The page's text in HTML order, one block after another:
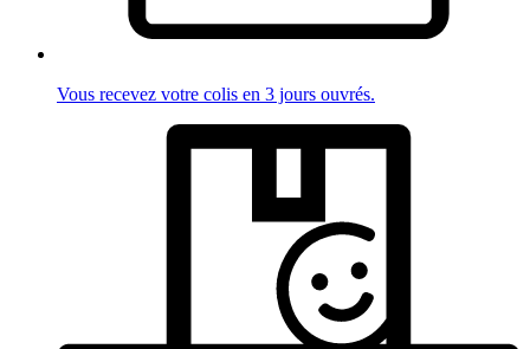
Vous recevez votre colis en 3 jours ouvrés.